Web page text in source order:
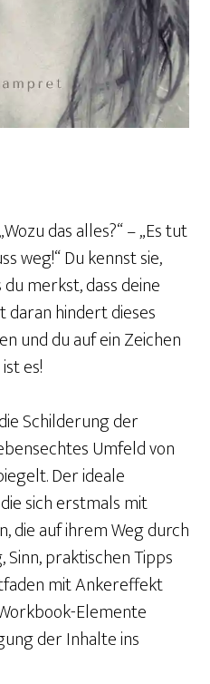
das alles?“ – „Es tut
weg!“ Du kennst sie,
du merkst, dass deine
daran hindert dieses
und du auf ein Zeichen
es!
Schilderung der
Umfeld von
Der ideale
sich erstmals mit
die auf ihrem Weg durch
praktischen Tipps
mit Ankereffekt
Elemente
der Inhalte ins